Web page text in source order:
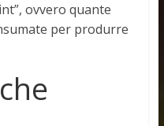
ovvero quante
per produrre